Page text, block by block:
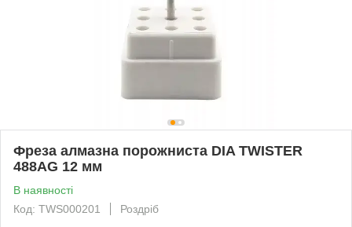
Фреза алмазна порожниста DIA TWISTER
488AG 12 мм
В наявності
Код: TWS000201
Роздріб